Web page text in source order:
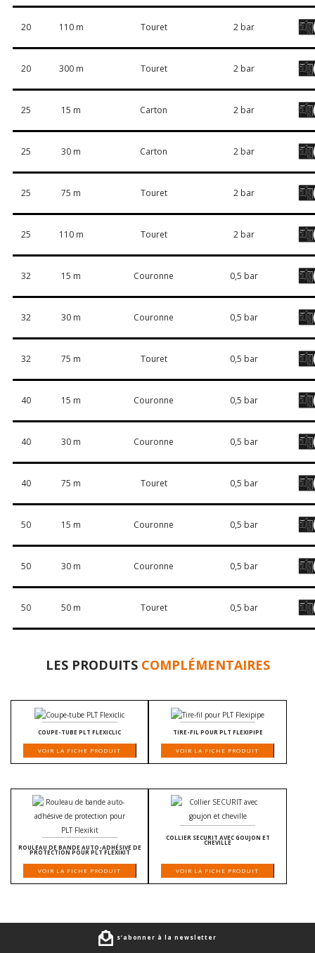
20 110 m Touret 2 bar
20 300 m Touret 2 bar
25 15 m Carton 2 bar
25 30 m Carton 2 bar
25 75 m Touret 2 bar
25 110 m Touret 2 bar
32 15 m Couronne 0,5 bar
32 30 m Couronne 0,5 bar
32 75 m Touret 0,5 bar
40 15 m Couronne 0,5 bar
40 30 m Couronne 0,5 bar
40 75 m Touret 0,5 bar
50 15 m Couronne 0,5 bar
50 30 m Couronne 0,5 bar
50 50 m Touret 0,5 bar
LES PRODUITS COMPLÉMENTAIRES
COUPE-TUBE PLT FLEXICLIC
VOIR LA FICHE PRODUIT
TIRE-FIL POUR PLT FLEXIPIPE
VOIR LA FICHE PRODUIT
ROULEAU DE BANDE AUTO-ADHÉSIVE DE
PROTECTION POUR PLT FLEXIKIT
VOIR LA FICHE PRODUIT
COLLIER SECURIT AVEC GOUJON ET
CHEVILLE
VOIR LA FICHE PRODUIT
s’abonner à la newsletter